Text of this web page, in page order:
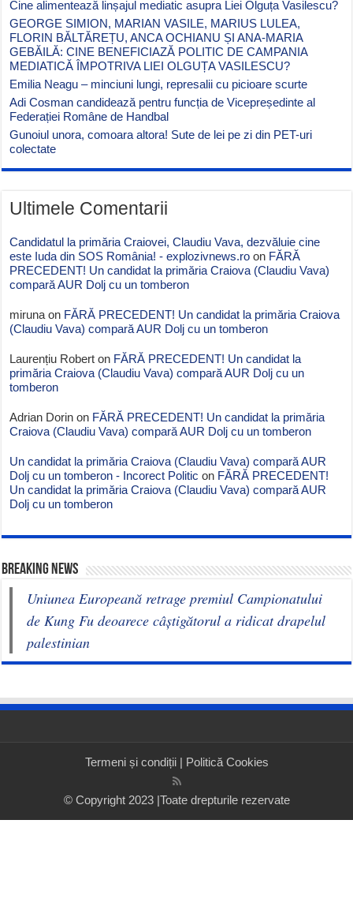
Cine alimentează linșajul mediatic asupra Liei Olguța Vasilescu?
GEORGE SIMION, MARIAN VASILE, MARIUS LULEA,
FLORIN BĂLTĂREȚU, ANCA OCHIANU ȘI ANA-MARIA
GEBĂILĂ: CINE BENEFICIAZĂ POLITIC DE CAMPANIA
MEDIATICĂ ÎMPOTRIVA LIEI OLGUȚA VASILESCU?
Emilia Neagu – minciuni lungi, represalii cu picioare scurte
Adi Cosman candidează pentru funcția de Vicepreședinte al
Federației Române de Handbal
Gunoiul unora, comoara altora! Sute de lei pe zi din PET-uri
colectate
Ultimele Comentarii
Candidatul la primăria Craiovei, Claudiu Vava, dezvăluie cine
este Iuda din SOS România! - explozivnews.ro on FĂRĂ
PRECEDENT! Un candidat la primăria Craiova (Claudiu Vava)
compară AUR Dolj cu un tomberon
miruna on FĂRĂ PRECEDENT! Un candidat la primăria Craiova
(Claudiu Vava) compară AUR Dolj cu un tomberon
Laurențiu Robert on FĂRĂ PRECEDENT! Un candidat la
primăria Craiova (Claudiu Vava) compară AUR Dolj cu un
tomberon
Adrian Dorin on FĂRĂ PRECEDENT! Un candidat la primăria
Craiova (Claudiu Vava) compară AUR Dolj cu un tomberon
Un candidat la primăria Craiova (Claudiu Vava) compară AUR
Dolj cu un tomberon - Incorect Politic on FĂRĂ PRECEDENT!
Un candidat la primăria Craiova (Claudiu Vava) compară AUR
Dolj cu un tomberon
BREAKING NEWS
Uniunea Europeană retrage premiul Campionatului
de Kung Fu deoarece câștigătorul a ridicat drapelul
palestinian
Termeni și condiții| Politică Cookies
© Copyright 2023 |Toate drepturile rezervate